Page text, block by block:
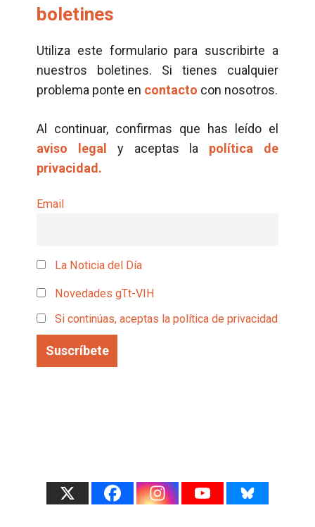
boletines
Utiliza este formulario para suscribirte a
nuestros boletines. Si tienes cualquier
problema ponte en contacto con nosotros.
Al continuar, confirmas que has leído el
aviso legal
y aceptas la política de
privacidad.
Email
La Noticia del Día
Novedades gTt-VIH
Si continúas, aceptas la política de privacidad